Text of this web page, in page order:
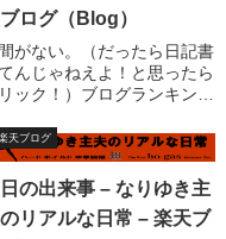
ログ（Blog）
がない。（だったら日記書
んじゃねえよ！と思ったら
ック！）ブログランキン
？ま、そんなことはどうでも
。ちゃーちゃん（義母）が
た。茹でた、たけのこを持っ
昼食は早速たけのことワカ
傷めだ。変換間...
楽天ブログ
の出来事 – なりゆき主
リアルな日常 – 楽天ブ